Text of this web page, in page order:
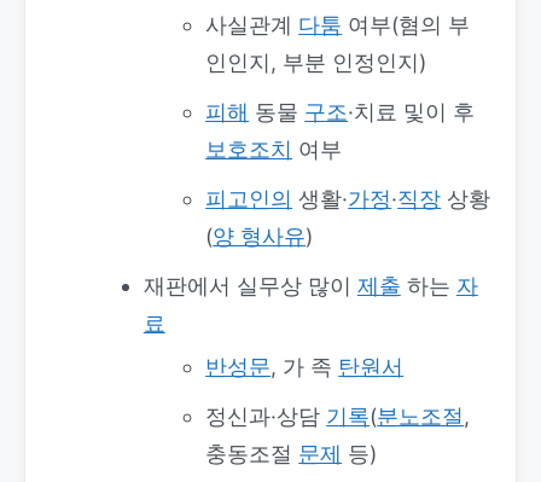
사실관계 다툼 여부(혐의 부
인인지, 부분 인정인지)
피해 동물 구조·치료 및이 후
보호조치 여부
피고인의 생활·가정·직장 상황
(양 형사유)
재판에서 실무상 많이 제출 하는 자
료
반성문, 가 족 탄원서
정신과·상담 기록(분노조절 ,
충동조절 문제 등)